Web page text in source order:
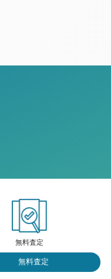
無料査定
無料査定